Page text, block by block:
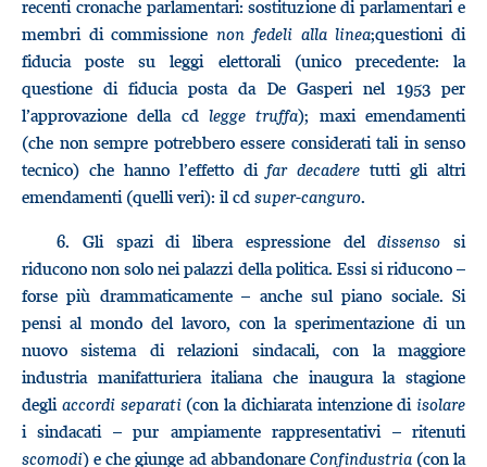
recenti cronache parlamentari: sostituzione di parlamentari e
membri di commissionenon fedeli alla linea;questioni di
fiducia poste su leggi elettorali (unico precedente: la
questione di fiducia posta da De Gasperi nel 1953 per
l’approvazione della cd legge truffa); maxi emendamenti
(che non sempre potrebbero essere considerati tali in senso
tecnico) che hanno l’effetto difar decadere tutti gli altri
emendamenti (quelli veri): il cd super-canguro.
6. Gli spazi di libera espressione deldissenso si
riducono non solo nei palazzi della politica. Essi si riducono –
forse più drammaticamente – anche sul piano sociale. Si
pensi al mondo del lavoro, con la sperimentazione di un
nuovo sistema di relazioni sindacali, con la maggiore
industria manifatturiera italiana che inaugura la stagione
degli accordi separati(con la dichiarata intenzione di isolare
i sindacati – pur ampiamente rappresentativi – ritenuti
scomodi) e che giunge ad abbandonare Confindustria(con la